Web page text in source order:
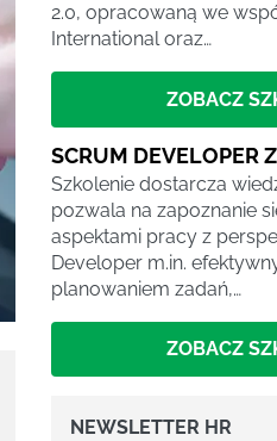
2.0, opracowaną we
International oraz…
ZOBACZ
SCRUM DEVELOPER
Szkolenie dostarcza
pozwala na zapoznanie
aspektami pracy z
Developer m.in.
planowaniem zadań,…
ZOBACZ
NEWSLETTER HR